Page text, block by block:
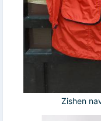
Zishen